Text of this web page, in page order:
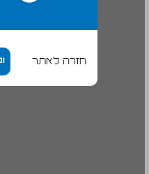
חזרה לאתר